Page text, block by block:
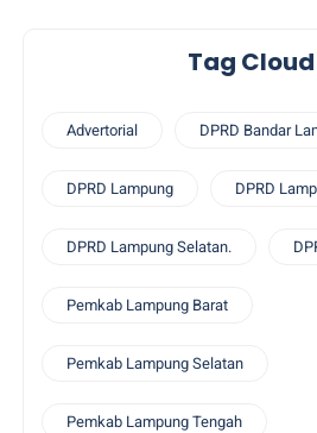
Tag Cloud
Advertorial DPRD Bandar
DPRD Lampung DPRD
DPRD Lampung Selatan.
Pemkab Lampung Barat
Pemkab Lampung Selatan
Pemkab Lampung Tengah